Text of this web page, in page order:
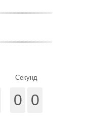
Секунд
0 0